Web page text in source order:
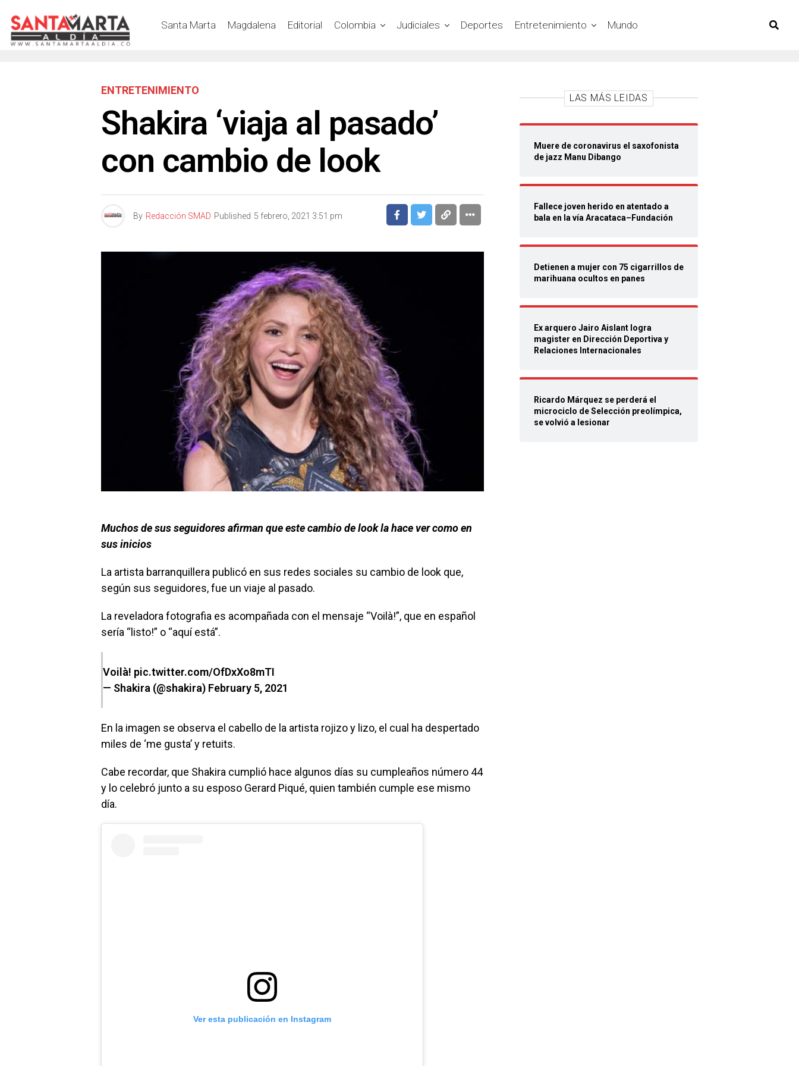
Santa Marta Magdalena Editorial Colombia Judiciales Deportes Entretenimiento Mundo
ENTRETENIMIENTO
Shakira ‘viaja al pasado’
con cambio de look
By Redacción SMAD Published 5 febrero, 2021 3:51 pm
Muchos de sus seguidores afirman que este cambio de look la hace ver como en
sus inicios
La artista barranquillera publicó en sus redes sociales su cambio de look que,
según sus seguidores, fue un viaje al pasado.
La reveladora fotografia es acompañada con el mensaje “Voilà!”, que en español
sería “listo!” o “aquí está”.
Voilà! pic.twitter.com/OfDxXo8mTI
— Shakira (@shakira) February 5, 2021
En la imagen se observa el cabello de la artista rojizo y lizo, el cual ha despertado
miles de ‘me gusta’ y retuits.
Cabe recordar, que Shakira cumplió hace algunos días su cumpleaños número 44
y lo celebró junto a su esposo Gerard Piqué, quien también cumple ese mismo
día.
Ver esta publicación en Instagram
LAS MÁS LEIDAS
Muere de coronavirus el saxofonista
de jazz Manu Dibango
Fallece joven herido en atentado a
bala en la vía Aracataca–Fundación
Detienen a mujer con 75 cigarrillos de
marihuana ocultos en panes
Ex arquero Jairo Aislant logra
magister en Dirección Deportiva y
Relaciones Internacionales
Ricardo Márquez se perderá el
microciclo de Selección preolímpica,
se volvió a lesionar